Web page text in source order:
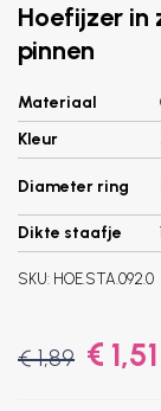
Hoefijzer
pinnen
Materiaal
Kleur
Diameter ring
Dikte staafje
SKU: HOE.STA.092.0
€ 1,89 € 1,51